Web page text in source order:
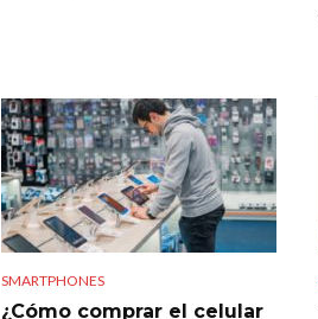
SMARTPHONES
¿Cómo comprar el celular